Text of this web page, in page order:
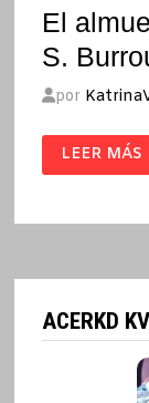
El
S.
por
EL
ALMUERZO
DESNUDO
S.
LEER MÁS
ACERKD